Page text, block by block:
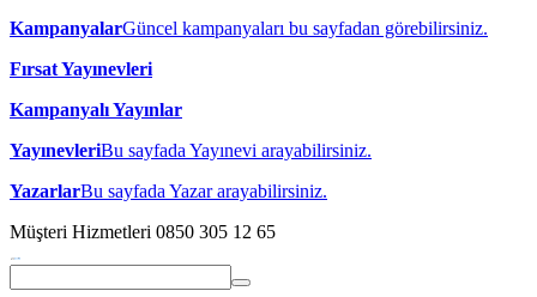
KampanyalarGüncel kampanyaları bu sayfadan görebilirsiniz.
Fırsat Yayınevleri
Kampanyalı Yayınlar
YayınevleriBu sayfada Yayınevi arayabilirsiniz.
YazarlarBu sayfada Yazar arayabilirsiniz.
Müşteri Hizmetleri 0850 305 12 65